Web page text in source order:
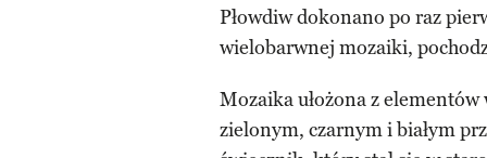
Płowdiw dokonano po raz
wielobarwnej mozaiki,
Mozaika ułożona z
zielonym, czarnym i białym